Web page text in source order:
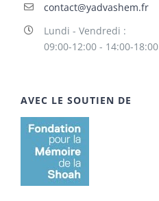
contact@yadvashem.fr
Lundi - Vendredi :
09:00-12:00 - 14:00-18:00
AVEC LE SOUTIEN DE